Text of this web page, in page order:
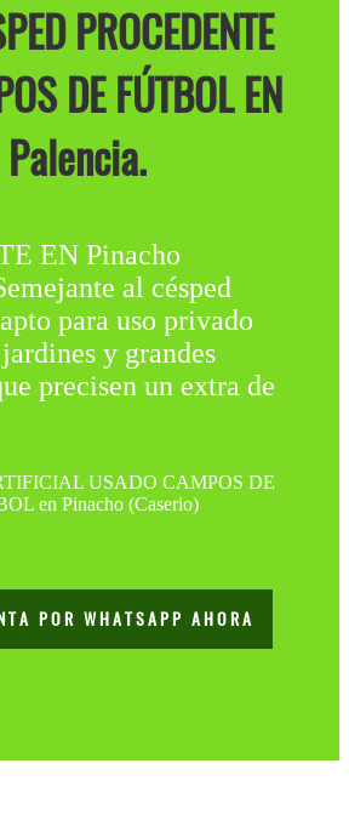
PROCEDENTE
DE FÚTBOL EN
Palencia.
EN Pinacho
al césped
para uso privado
y grandes
precisen un extra de
POR WHATSAPP AHORA